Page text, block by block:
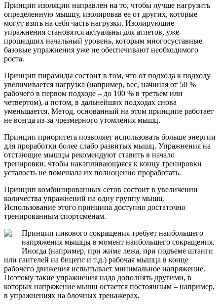
Принцип изоляции направлен на то, чтобы лучше нагрузить
определенную мышцу, изолировав ее от других, которые
могут взять на себя часть нагрузки. Изолирующие
упражнения становятся актуальны для атлетов, уже
прошедших начальный уровень, которым многосуставные
базовые упражнения уже не обеспечивают необходимого
роста.
Принцип пирамиды состоит в том, что от подхода к подходу
увеличивается нагрузка (например, вес, начиная от 50 %
рабочего в первом подходе – до 100 % в третьем или
четвертом), а потом, в дальнейших подходах снова
уменьшается. Метод, основанный на этом принципе работает
не всегда из-за чрезмерного утомления мышц.
Принцип приоритета позволяет использовать больше энергии
для проработки более слабо развитых мышц. Упражнения на
отстающие мышцы рекомендуют ставить в начало
тренировки, чтобы накапливающаяся к концу тренировки
усталость не помешала их полноценно проработать.
Принцип комбинированных сетов состоит в увеличении
количества упражнений на одну группу мышц.
Использование этого принципа доступно достаточно
тренированным спортсменам.
Принцип пикового сокращения требует наибольшего
напряжения мышцы в момент наибольшего сокращения.
Иногда (например, при жиме лежа, при подъеме штанги
или гантелей на бицепс и т.д.) рабочая мышца в конце
рабочего движения испытывает минимальное напряжение.
Поэтому такие упражнения надо дополнять другими, в
которых напряжение мышц остается постоянным – например,
в упражнениях на блочных тренажерах.